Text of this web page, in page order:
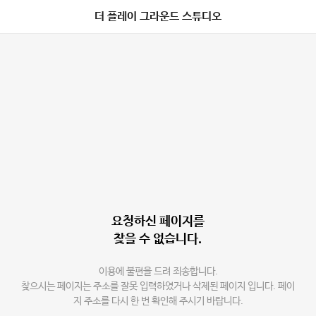
더 플레이 그라운드 스튜디오
요청하신 페이지를
찾을 수 없습니다.
이용에 불편을 드려 죄송합니다.
찾으시는 페이지는 주소를 잘못 입력하였거나 삭제된 페이지 입니다. 페이
지 주소를 다시 한 번 확인해 주시기 바랍니다.